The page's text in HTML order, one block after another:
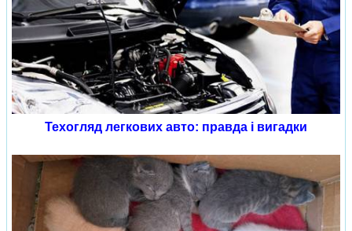
Техогляд легкових авто: правда і вигадки